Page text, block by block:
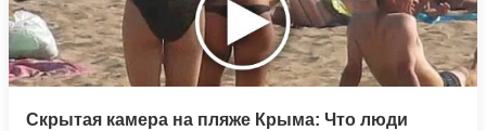
Скрытая камера на пляже Крыма: Что люди